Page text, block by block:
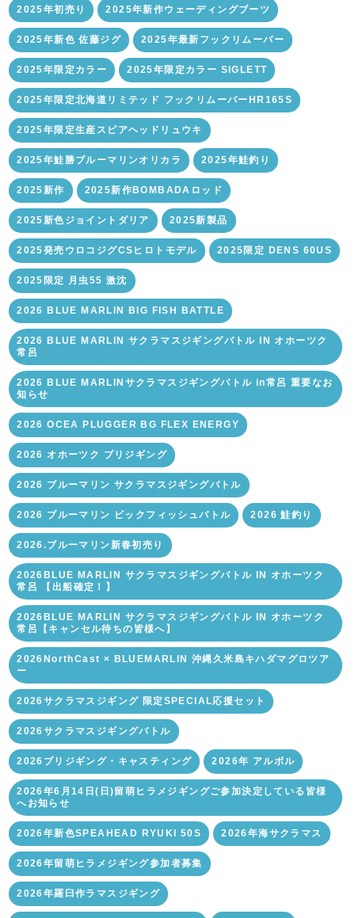
2025年初売り 2025年新作ウェーディングブーツ
2025年新色 佐藤ジグ 2025年最新フックリムーバー
2025年限定カラー 2025年限定カラー SIGLETT
2025年限定北海道リミテッド フックリムーバーHR165S
2025年限定生産スピアヘッドリュウキ
2025年鮭勝ブルーマリンオリカラ 2025年鮭釣り
2025新作 2025新作BOMBADAロッド
2025新色ジョイントダリア 2025新製品
2025発売ウロコジグCSヒロトモデル 2025限定 DENS 60US
2025限定 月虫55 激沈
2026 BLUE MARLIN BIG FISH BATTLE
2026 BLUE MARLIN サクラマスジギングバトル IN オホーツク
常呂
2026 BLUE MARLINサクラマスジギングバトル in常呂 重要なお
知らせ
2026 OCEA PLUGGER BG FLEX ENERGY
2026 オホーツク ブリジギング
2026 ブルーマリン サクラマスジギングバトル
2026 ブルーマリン ビックフィッシュバトル 2026 鮭釣り
2026.ブルーマリン新春初売り
2026BLUE MARLIN サクラマスジギングバトル IN オホーツク
常呂 【出船確定！】
2026BLUE MARLIN サクラマスジギングバトル IN オホーツク
常呂【キャンセル待ちの皆様へ】
2026NorthCast × BLUEMARLIN 沖縄久米島キハダマグロツア
ー
2026サクラマスジギング 限定SPECIAL応援セット
2026サクラマスジギングバトル
2026ブリジギング・キャスティング 2026年 アルボル
2026年6月14日(日)留萌ヒラメジギングご参加決定している皆様
へお知らせ
2026年新色SPEAHEAD RYUKI 50S 2026年海サクラマス
2026年留萌ヒラメジギング参加者募集
2026年羅臼作ラマスジギング